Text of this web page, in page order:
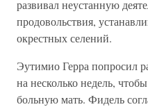
развивал неустанную
продовольствия,
окрестных селений.
Эутимио Герра попросил
на несколько недель,
больную мать. Фидель